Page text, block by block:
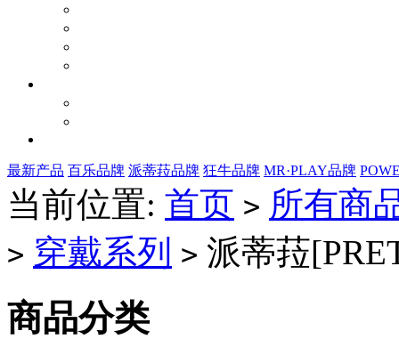
最新产品 百乐品牌 派蒂菈品牌 狂牛品牌 MR·PLAY品牌
当前位置: 首页 > 所有商
> 穿戴系列 > 派蒂菈
商品分类